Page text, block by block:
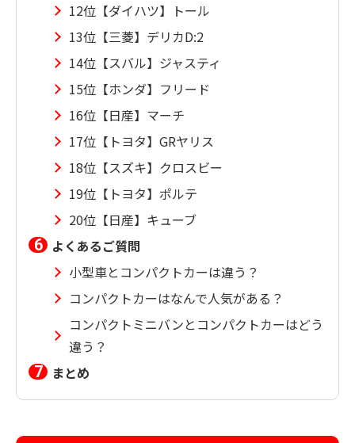
12位【ダイハツ】トール
13位【三菱】デリカD:2
14位【スバル】ジャスティ
15位【ホンダ】フリード
16位【日産】マーチ
17位【トヨタ】GRヤリス
18位【スズキ】クロスビー
19位【トヨタ】ポルテ
20位【日産】キューブ
よくあるご質問
小型車とコンパクトカーは違う？
コンパクトカーはなんで人気がある？
コンパクトミニバンとコンパクトカーはどう
違う？
まとめ